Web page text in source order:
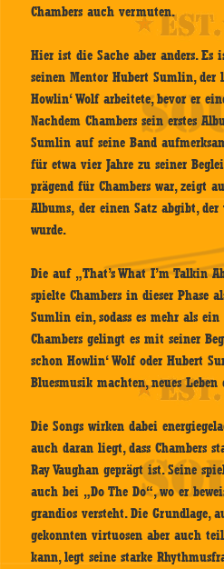
Chambers auch vermuten.
Hier ist die Sache aber anders.
seinen Mentor Hubert Sumlin,
Howlin‘ Wolf arbeitete, bevor er
Nachdem Chambers sein erstes
Sumlin auf seine Band
für etwa vier Jahre zu seiner
prägend für Chambers war, zeigt
Albums, der einen Satz abgibt,
wurde.
Die auf „That’s What I’m Talkin
spielte Chambers in dieser Phase
Sumlin ein, sodass es mehr als
Chambers gelingt es mit seiner
schon Howlin‘ Wolf oder Hubert
Bluesmusik machten, neues
Die Songs wirken dabei
auch daran liegt, dass Chambers
Ray Vaughan geprägt ist. Seine
auch bei „Do The Do“, wo er
grandios versteht. Die Grundlage,
gekonnten virtuosen aber auch
kann, legt seine starke